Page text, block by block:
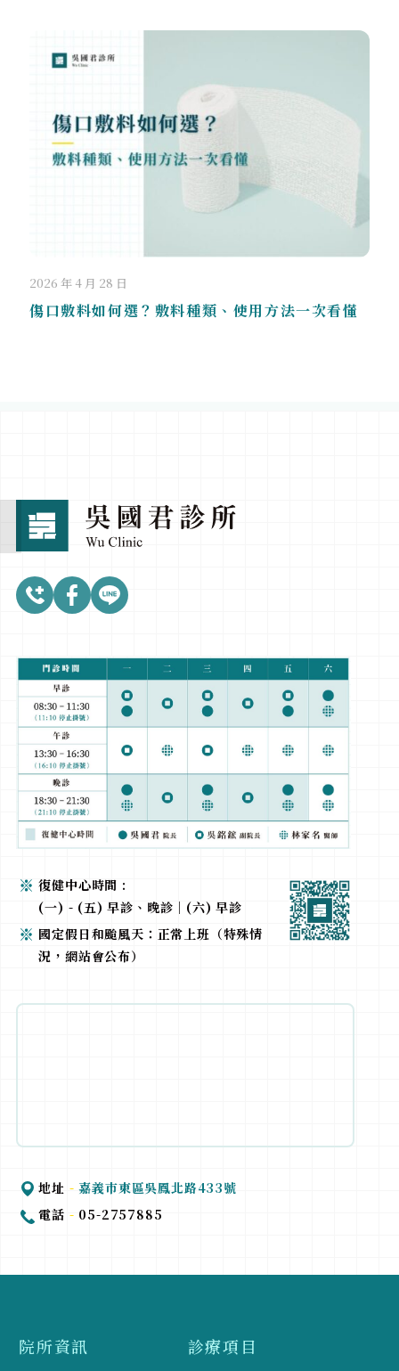
2026 年 4 月 28 日
傷口敷料如何選？敷料種類、使用方法一次看懂
復健中心時間 :
(一) - (五) 早診、晚診｜(六) 早診
國定假日和颱風天：正常上班（特殊情
況，網站會公布）
地址 - 嘉義巿東區吳鳳北路433號
電話 - 05-2757885
院所資訊 診療項目